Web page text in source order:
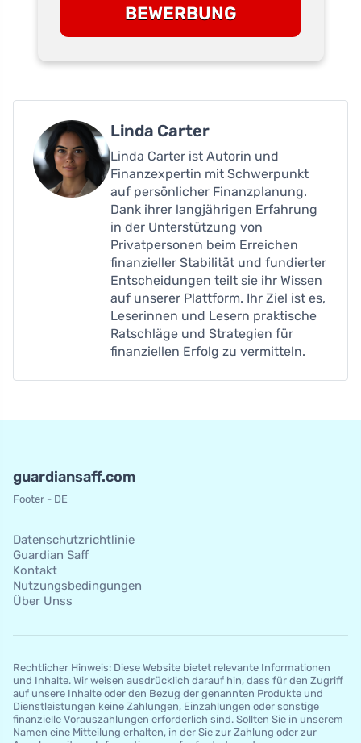
BEWERBUNG
Linda Carter
Linda Carter ist Autorin und
Finanzexpertin mit Schwerpunkt
auf persönlicher Finanzplanung.
Dank ihrer langjährigen Erfahrung
in der Unterstützung von
Privatpersonen beim Erreichen
finanzieller Stabilität und fundierter
Entscheidungen teilt sie ihr Wissen
auf unserer Plattform. Ihr Ziel ist es,
Leserinnen und Lesern praktische
Ratschläge und Strategien für
finanziellen Erfolg zu vermitteln.
guardiansaff.com
Footer - DE
Datenschutzrichtlinie
Guardian Saff
Kontakt
Nutzungsbedingungen
Über Unss
Rechtlicher Hinweis: Diese Website bietet relevante Informationen
und Inhalte. Wir weisen ausdrücklich darauf hin, dass für den Zugriff
auf unsere Inhalte oder den Bezug der genannten Produkte und
Dienstleistungen keine Zahlungen, Einzahlungen oder sonstige
finanzielle Vorauszahlungen erforderlich sind. Sollten Sie in unserem
Namen eine Mitteilung erhalten, in der Sie zur Zahlung oder zur